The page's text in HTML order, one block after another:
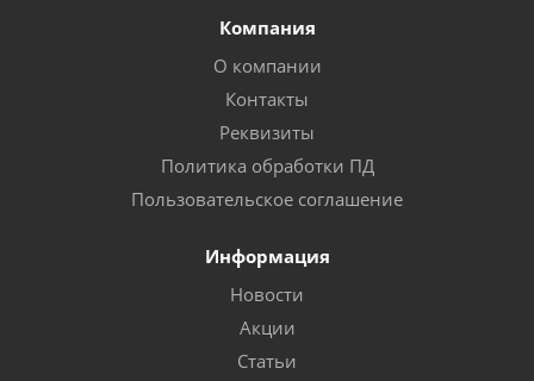
Компания
О компании
Контакты
Реквизиты
Политика обработки ПД
Пользовательское соглашение
Информация
Новости
Акции
Статьи